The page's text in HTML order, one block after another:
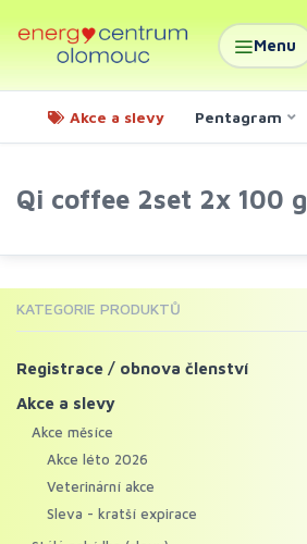
Menu
Akce a slevy Pentagram
Qi coffee 2set 2x 100 g
KATEGORIE PRODUKTŮ
Registrace / obnova členství
Akce a slevy
Akce měsíce
Akce léto 2026
Veterinární akce
Sleva - kratší expirace